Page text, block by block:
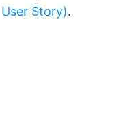
User Story).